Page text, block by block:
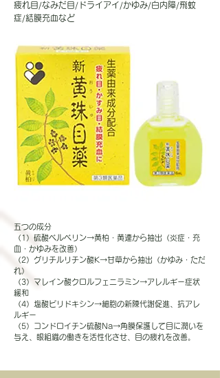
疲れ目/なみだ目/ドライアイ/かゆみ/白内障/飛蚊
症/結膜充血など
五つの成分
（1）硫酸ベルベリン→黄柏・黄連から抽出（炎症・充
血・かゆみを改善）
（2）グリチルリチン酸K→甘草から抽出（かゆみ・ただ
れ）
（3）マレイン酸クロルフェニラミン→アレルギー症状
緩和
（4）塩酸ピリドキシン→細胞の新陳代謝促進、抗アレ
ルギー
（5）コンドロイチン硫酸Na→角膜保護して目に潤いを
与え、眼組織の働きを活性化させ、目の疲れを改善。